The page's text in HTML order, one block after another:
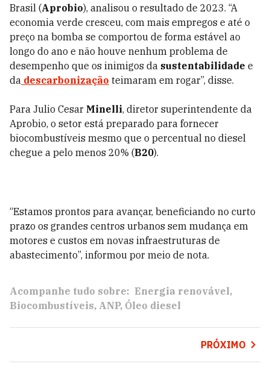
Brasil (Aprobio), analisou o resultado de 2023. “A
economia verde cresceu, com mais empregos e até o
preço na bomba se comportou de forma estável ao
longo do ano e não houve nenhum problema de
desempenho que os inimigos da sustentabilidade e
da descarbonização teimaram em rogar”, disse.
Para Julio Cesar Minelli, diretor superintendente da
Aprobio, o setor está preparado para fornecer
biocombustíveis mesmo que o percentual no diesel
chegue a pelo menos 20% (B20).
“Estamos prontos para avançar, beneficiando no curto
prazo os grandes centros urbanos sem mudança em
motores e custos em novas infraestruturas de
abastecimento”, informou por meio de nota.
Acompanhe tudo sobre: Energia renovável
Biocombustíveis ANP Óleo diesel
PRÓXIMO